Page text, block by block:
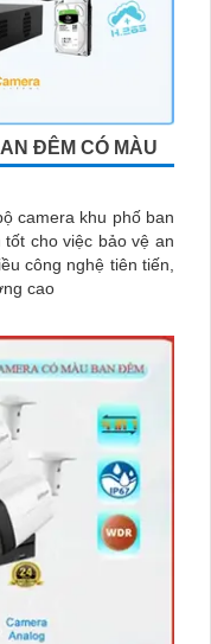
ĐÊM CÓ MÀU
camera khu phố ban
cho việc bảo vệ an
cao